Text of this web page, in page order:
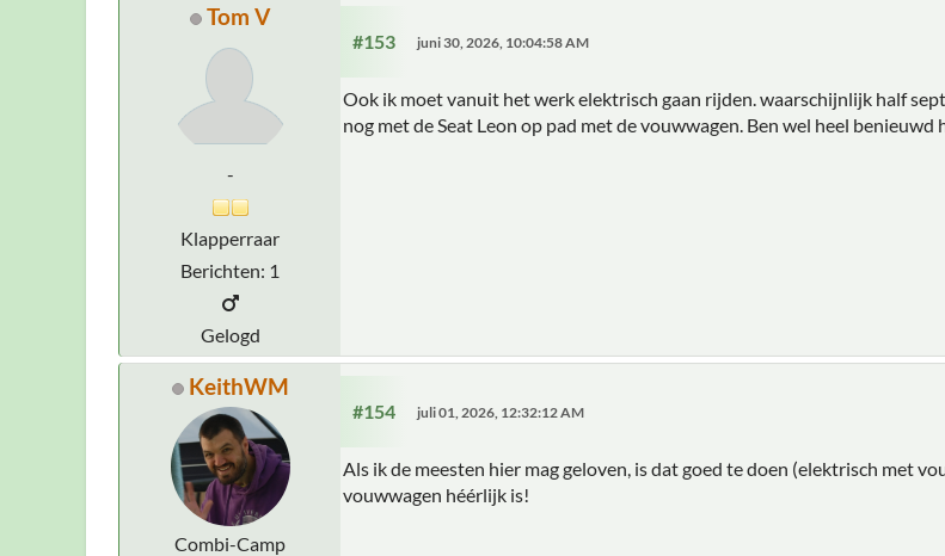
Tom V
-
Klapperraar
Berichten: 1
Gelogd
#153 juni 30, 2026, 10:04:58 AM
Ook ik moet vanuit het werk elektrisch gaan rijden. waarschijnlijk half
nog met de Seat Leon op pad met de vouwwagen. Ben wel heel
KeithWM
Combi-Camp
#154 juli 01, 2026, 12:32:12 AM
Als ik de meesten hier mag geloven, is dat goed te doen (elektrisch met
vouwwagen héérlijk is!